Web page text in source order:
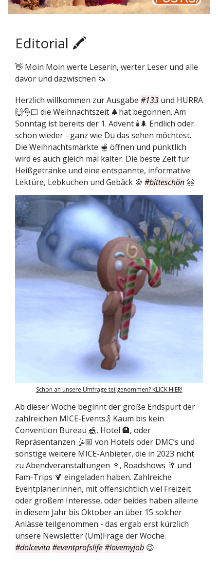
Editorial 🖍️
👋 Moin Moin werte Leserin, werter Leser und alle
davor und dazwischen 🦄
Herzlich willkommen zur Ausgabe #133 und HURRA
🙌🎅🏻 die Weihnachtszeit 🎄hat begonnen. Am
Sonntag ist bereits der 1. Advent 🕯️🌲 Endlich oder
schon wieder - ganz wie Du das sehen möchtest.
Die Weihnachtsmärkte 🫕 öffnen und pünktlich
wird es auch gleich mal kälter. Die beste Zeit für
Heißgetränke und eine entspannte, informative
Lektüre, Lebkuchen und Gebäck 🍪 #bitteschön 🤗
Schon an unsere Umfrage teilgenommen? KLICK HIER!
Ab dieser Woche beginnt der große Endspurt der
zahlreichen MICE-Events.🍾 Kaum bis kein
Convention Bureau 🎪, Hotel 🏨, oder
Repräsentanzen 🤹🏼 von Hotels oder DMC’s und
sonstige weitere MICE-Anbieter, die in 2023 nicht
zu Abendveranstaltungen 🍷, Roadshows 🥂 und
Fam-Trips 🍹 eingeladen haben. Zahlreiche
Eventplaner:innen, mit offensichtlich viel Freizeit
oder großem Interesse, oder beides haben alleine
in diesem Jahr bis Oktober an über 15 solcher
Anlässe teilgenommen - das ergab erst kürzlich
unsere Newsletter (Um)Frage der Woche.
#dolcevita#eventprofslife#lovemyjob 😉